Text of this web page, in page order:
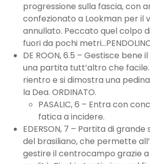
progressione sulla fascia, con
confezionato a Lookman per il
annullato. Peccato quel colpo
fuori da pochi
DE ROON, 6.5 – Gestisce
una partita tutt’altro che
rientro e si dimostra una
la Dea. ORDINATO.
PASALIC, 6 – Entra con
fatica a incidere.
EDERSON, 7 – Partita di
del brasiliano, che permette
gestire il centrocampo grazie